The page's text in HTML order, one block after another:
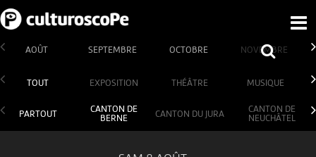
AOÛT SEPTEMBRE OCTOBRE NOVEMBRE
TOUT EXPOSITION THÉÂTRE MUSIQUE
PARTOUT
CANTON DE
BERNE
CANTON DU JURA
CANTON DE
NEUCHÂTEL